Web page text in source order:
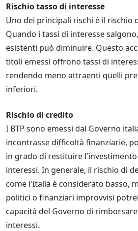
Rischio tasso di interesse
Uno dei principali rischi è il rischio
Quando i tassi di interesse
esistenti può diminuire. Questo
titoli emessi offrono tassi di
rendendo meno attraenti quelli
inferiori.
Rischio di credito
I BTP sono emessi dal Governo
incontrasse difficoltà finanziarie,
in grado di restituire
interessi. In generale, il rischio di
come l'Italia è considerato basso,
politici o finanziari improvvisi
capacità del Governo di
interessi.